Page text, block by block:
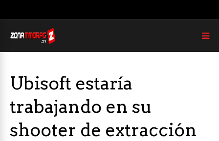
Ubisoft estaría
trabajando en su
shooter de extracción